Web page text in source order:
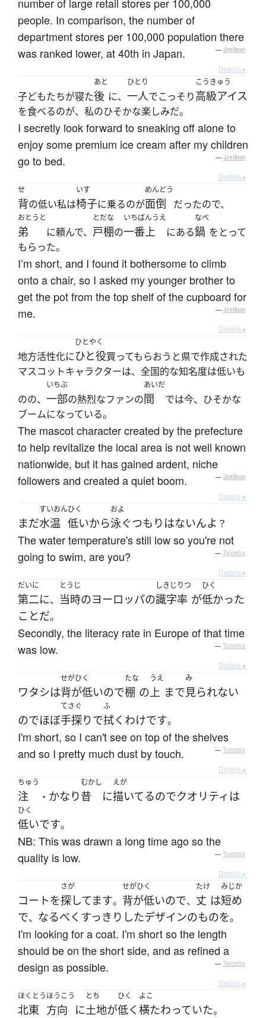
people. In comparison, the number of
department stores per 100,000 population there
was ranked lower, at 40th in Japan.
— Jreibun
Details ▸
子どもたちが寝た
あと
後 に、
ひとり
一人でこっそり
こうきゅう
高級アイス
を食べるのが、私のひそかな楽しみだ。
I secretly look forward to sneaking off alone to
enjoy some premium ice cream after my children
go to bed.
— Jreibun
Details ▸
せ
背の低い私は
いす
椅子に乗るのが
めんどう
面倒 だったので、
おとうと
弟 に頼んで、
とだな
戸棚の
いちばんうえ
一番上 にある
なべ
鍋 をとって
もらった。
I’m short, and I found it bothersome to climb
onto a chair, so I asked my younger brother to
get the pot from the top shelf of the cupboard for
me.
— Jreibun
Details ▸
地方活性化に
ひとやく
ひと役買ってもらおうと県で作成された
マスコットキャラクターは、全国的な知名度は低いも
のの、
いちぶ
一部の熱烈なファンの
あいだ
間
では今、ひそかな
ブームになっている。
The mascot character created by the prefecture
to help revitalize the local area is not well known
nationwide, but it has gained ardent, niche
followers and created a quiet boom.
— Jreibun
Details ▸
まだ
すいおん
水温
ひく
低いから
およ
泳ぐつもり はないんよ ？
The water temperature's still low so you're not
going to swim, are you?
— Tatoeba
Details ▸
だいに
第二に、
とうじ
当時のヨーロッパの
しきじりつ
識字率 が
ひく
低かった
ことだ。
Secondly, the literacy rate in Europe of that time
was low.
— Tatoeba
Details ▸
ワタシは
せがひく
背が低いので
たな
棚 の
うえ
上 まで
み
見られない
のでほぼ
てさぐ
手探りで
ふ
拭く わけです。
I'm short, so I can't see on top of the shelves
and so I pretty much dust by touch.
— Tatoeba
Details ▸
ちゅう
注 ・ かなり
むかし
昔 に
えが
描いてるのでクオリティ は
ひく
低いです。
NB: This was drawn a long time ago so the
quality is low.
— Tatoeba
Details ▸
コート を
さが
探してます。
せがひく
背が低いので、
たけ
丈 は
みじか
短め
で、 なるべく すっきり したデザインのものを。
I'm looking for a coat. I'm short so the length
should be on the short side, and as refined a
design as possible.
— Tatoeba
Details ▸
ほくとう
北東
ほうこう
方向 に
とち
土地が
ひく
低く
よこ
横たわっていた。